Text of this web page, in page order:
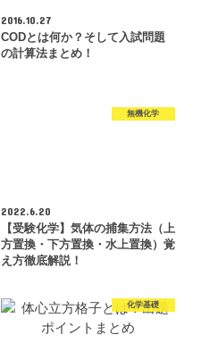
2016.10.27
CODとは何か？そして入試問題
の計算法まとめ！
無機化学
2022.6.20
【受験化学】気体の捕集方法（上
方置換・下方置換・水上置換）覚
え方徹底解説！
化学基礎